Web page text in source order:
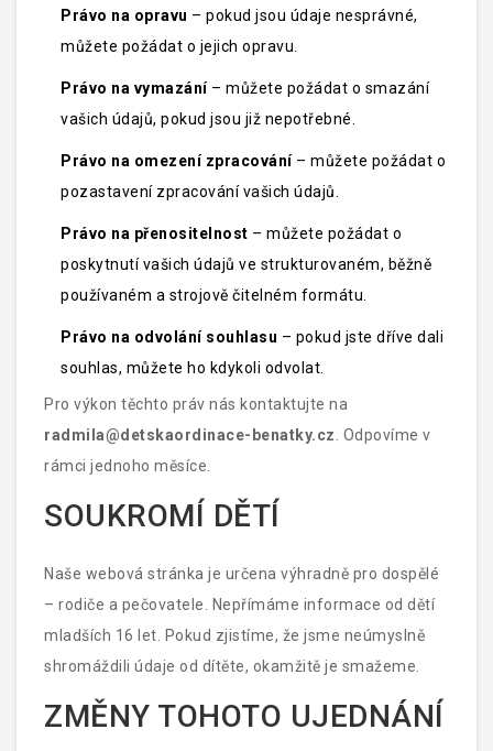
Právo na opravu – pokud jsou údaje nesprávné,
můžete požádat o jejich opravu.
Právo na vymazání– můžete požádat o smazání
vašich údajů, pokud jsou již nepotřebné.
Právo na omezení zpracování– můžete požádat o
pozastavení zpracování vašich údajů.
Právo na přenositelnost – můžete požádat o
poskytnutí vašich údajů ve strukturovaném, běžně
používaném a strojově čitelném formátu.
Právo na odvolání souhlasu – pokud jste dříve dali
souhlas, můžete ho kdykoli odvolat.
Pro výkon těchto práv nás kontaktujte na
radmila@detskaordinace-benatky.cz . Odpovíme v
rámci jednoho měsíce.
SOUKROMÍ DĚTÍ
Naše webová stránka je určena výhradně pro dospělé
– rodiče a pečovatele. Nepřímáme informace od dětí
mladších 16 let. Pokud zjistíme, že jsme neúmyslně
shromáždili údaje od dítěte, okamžitě je smažeme.
ZMĚNY TOHOTO UJEDNÁNÍ